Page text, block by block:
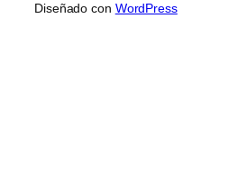
Diseñado con WordPress